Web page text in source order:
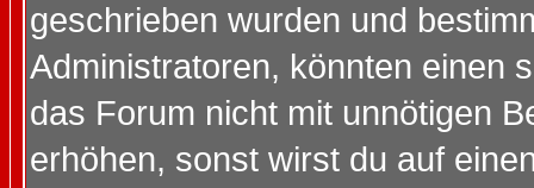
geschrieben wurden und
Administratoren, könnten einen
das Forum nicht mit unnötigen
erhöhen, sonst wirst du auf